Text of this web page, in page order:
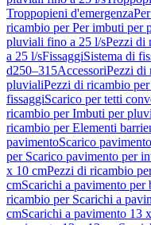
Troppopieni d'emergenza
ricambio per Per imbuti per
pluviali fino a 25 l/sPezzi di
a 25 l/sFissaggiSistema di
d250–315AccessoriPezzi di
pluvialiPezzi di ricambio
fissaggiScarico per tetti
ricambio per Imbuti per
ricambio per Elementi
pavimentoScarico
per Scarico pavimento per
x 10 cmPezzi di ricambio
cmScarichi a pavimento per
ricambio per Scarichi a
cmScarichi a pavimento 13